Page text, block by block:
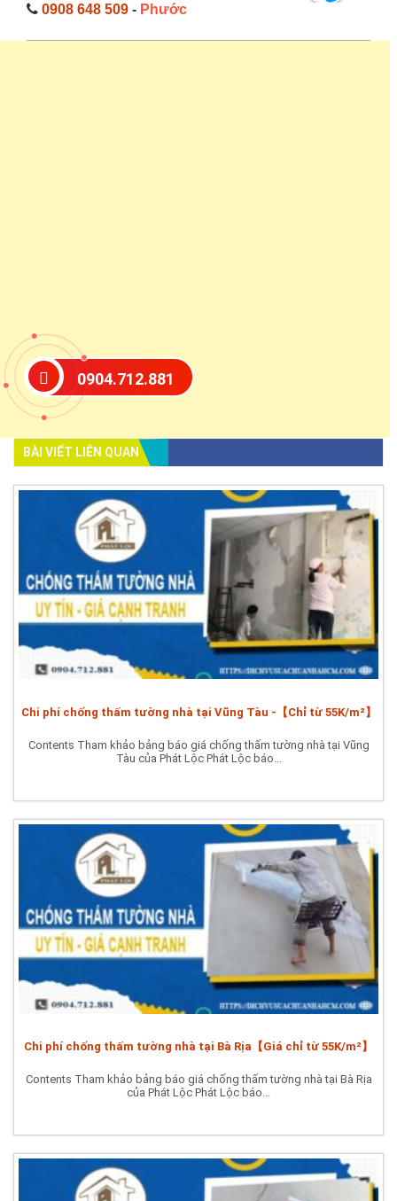
0908 648 509 - Phước
BÀI VIẾT LIÊN QUAN
Chi phí chống thấm tường nhà tại Vũng Tàu -【Chỉ từ 55K/m²】
Contents Tham khảo bảng báo giá chống thấm tường nhà tại Vũng
Tàu của Phát Lộc Phát Lộc báo...
Chi phí chống thấm tường nhà tại Bà Rịa【Giá chỉ từ 55K/m²】
Contents Tham khảo bảng báo giá chống thấm tường nhà tại Bà Rịa
của Phát Lộc Phát Lộc báo...
0904.712.881